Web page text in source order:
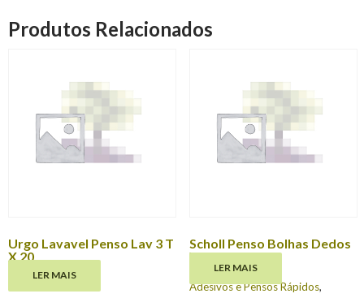
Produtos Relacionados
Urgo Lavavel Penso Lav 3 T
X 20
2.62LER MAIS
Scholl Penso Bolhas Dedos
X 6
LER MAIS
Adesivos e Pensos Rápidos,